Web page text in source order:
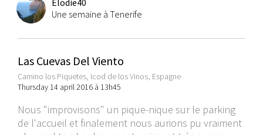
Elodie40
Une semaine à Tenerife
Las Cuevas Del Viento
Camino los Piquetes, Icod de los Vinos, Espagne
Thursday 14 april 2016 à 13h45
Nous "improvisons" un pique-nique sur le parking
de l'accueil et finalement nous aurions pu vraiment